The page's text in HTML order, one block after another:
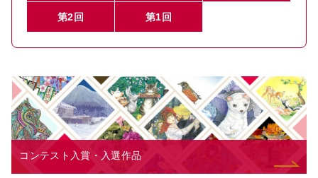
第2回 第1回
コンテスト入賞・入選作品